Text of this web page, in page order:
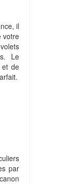
il
votre
Le
et de
par